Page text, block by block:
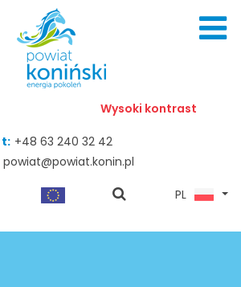
Wysoki kontrast
t: +48 63 240 32 42
powiat@powiat.konin.pl
pokaż
PL